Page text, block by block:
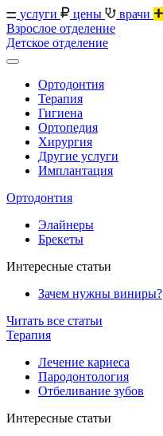
услуги цены врачи
Взрослое отделение
Детское отделение
Ортодонтия
Терапия
Гигиена
Ортопедия
Хирургия
Другие услуги
Имплантация
Ортодонтия
Элайнеры
Брекеты
Интересные статьи
Зачем нужны виниры?
Читать все статьи
Терапия
Лечение кариеса
Пародонтология
Отбеливание зубов
Интересные статьи